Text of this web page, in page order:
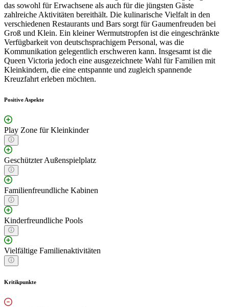
das sowohl für Erwachsene als auch für die jüngsten Gäste
zahlreiche Aktivitäten bereithält. Die kulinarische Vielfalt in den
verschiedenen Restaurants und Bars sorgt für Gaumenfreuden bei
Groß und Klein. Ein kleiner Wermutstropfen ist die eingeschränkte
Verfügbarkeit von deutschsprachigem Personal, was die
Kommunikation gelegentlich erschweren kann. Insgesamt ist die
Queen Victoria jedoch eine ausgezeichnete Wahl für Familien mit
Kleinkindern, die eine entspannte und zugleich spannende
Kreuzfahrt erleben möchten.
Positive Aspekte
Play Zone für Kleinkinder
Geschützter Außenspielplatz
Familienfreundliche Kabinen
Kinderfreundliche Pools
Vielfältige Familienaktivitäten
Kritikpunkte